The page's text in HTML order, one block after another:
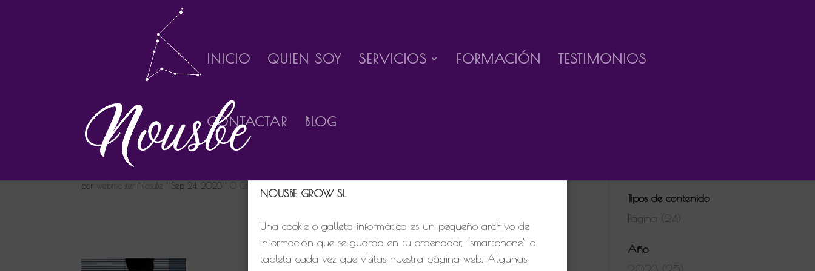
NOUSBE GROW SL
Una cookie o galleta informática es un pequeño archivo de
información que se guarda en tu ordenador, “smartphone” o
tableta cada vez que visitas nuestra página web. Algunas
INICIO QUIEN SOY SERVICIOS FORMACIÓN TESTIMONIOS
CONTACTAR BLOG
D.N.
por webmaster NosuBe| Sep 24, 2023| 0 Comentarios
Tipos de contenido
Página (24)
Año